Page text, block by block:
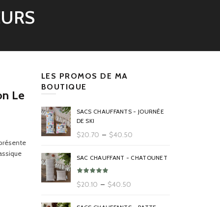
Le
LES PROMOS DE MA
BOUTIQUE
SACS CHAUFFANTS - JOURNÉE
DE SKI
$20.70 – $40.50Plage
prix :
SAC CHAUFFANT - CHATOUNET
$20.10 – $40.50Plage